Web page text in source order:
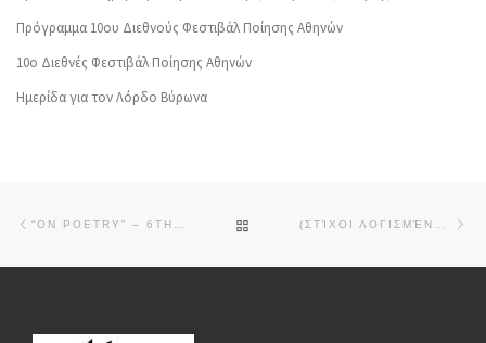
Πρόγραμμα 10ου Διεθνούς Φεστιβάλ Ποίησης Αθηνών
10o Διεθνές Φεστιβάλ Ποίησης Αθηνών
Ημερίδα για τον Λόρδο Βύρωνα
BACK TO POST LIST